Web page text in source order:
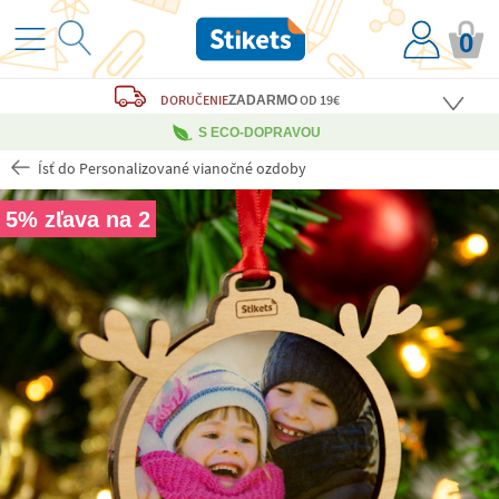
0
DORUČENIEZADARMOOD 19€
S ECO-DOPRAVOU
Ísť do Personalizované vianočné ozdoby
5% zľava na 2